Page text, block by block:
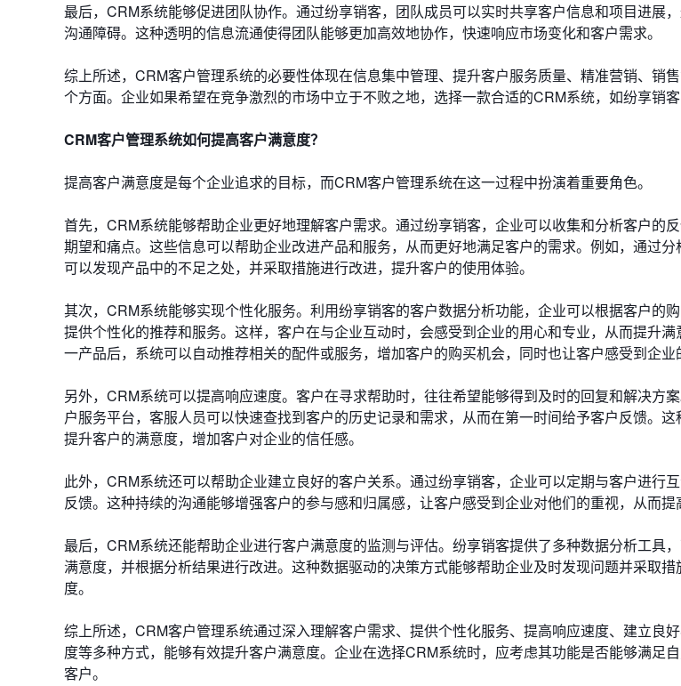
最后，CRM系统能够促进团队协作。通过纷享销客，团队成员可以实时共享客户信息和项目进展
沟通障碍。这种透明的信息流通使得团队能够更加高效地协作，快速响应市场变化和客户需求。
综上所述，CRM客户管理系统的必要性体现在信息集中管理、提升客户服务质量、精准营销、销
个方面。企业如果希望在竞争激烈的市场中立于不败之地，选择一款合适的CRM系统，如纷享销客
CRM客户管理系统如何提高客户满意度？
提高客户满意度是每个企业追求的目标，而CRM客户管理系统在这一过程中扮演着重要角色。
首先，CRM系统能够帮助企业更好地理解客户需求。通过纷享销客，企业可以收集和分析客户的
期望和痛点。这些信息可以帮助企业改进产品和服务，从而更好地满足客户的需求。例如，通过
可以发现产品中的不足之处，并采取措施进行改进，提升客户的使用体验。
其次，CRM系统能够实现个性化服务。利用纷享销客的客户数据分析功能，企业可以根据客户的
提供个性化的推荐和服务。这样，客户在与企业互动时，会感受到企业的用心和专业，从而提升
一产品后，系统可以自动推荐相关的配件或服务，增加客户的购买机会，同时也让客户感受到企业
另外，CRM系统可以提高响应速度。客户在寻求帮助时，往往希望能够得到及时的回复和解决方
户服务平台，客服人员可以快速查找到客户的历史记录和需求，从而在第一时间给予客户反馈。
提升客户的满意度，增加客户对企业的信任感。
此外，CRM系统还可以帮助企业建立良好的客户关系。通过纷享销客，企业可以定期与客户进行
反馈。这种持续的沟通能够增强客户的参与感和归属感，让客户感受到企业对他们的重视，从而提
最后，CRM系统还能帮助企业进行客户满意度的监测与评估。纷享销客提供了多种数据分析工具
满意度，并根据分析结果进行改进。这种数据驱动的决策方式能够帮助企业及时发现问题并采取
度。
综上所述，CRM客户管理系统通过深入理解客户需求、提供个性化服务、提高响应速度、建立良
度等多种方式，能够有效提升客户满意度。企业在选择CRM系统时，应考虑其功能是否能够满足
客户。